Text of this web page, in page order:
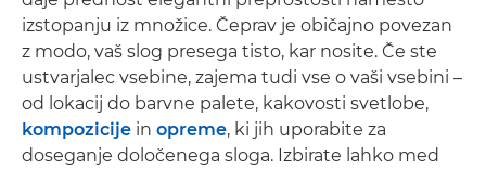
izstopanju iz množice. Čeprav je običajno povezan
z modo, vaš slog presega tisto, kar nosite. Če ste
ustvarjalec vsebine, zajema tudi vse o vaši vsebini –
od lokacij do barvne palete, kakovosti svetlobe,
kompozicije in opreme, ki jih uporabite za
doseganje določenega sloga. Izbirate lahko med